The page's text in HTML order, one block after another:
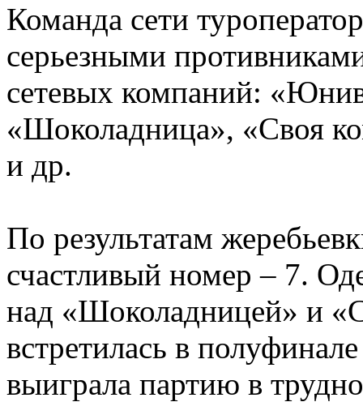
Команда сети
серьезными
сетевых компаний:
«Шоколадница», «Своя
и др.
По результатам
счастливый номер – 7.
над «Шоколадницей» и
встретилась в
выиграла партию в